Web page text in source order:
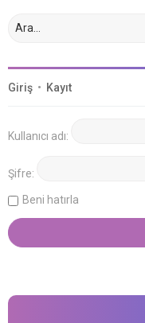
Giriş • Kayıt
Kullanıcı adı:
Şifre:
Beni hatırla